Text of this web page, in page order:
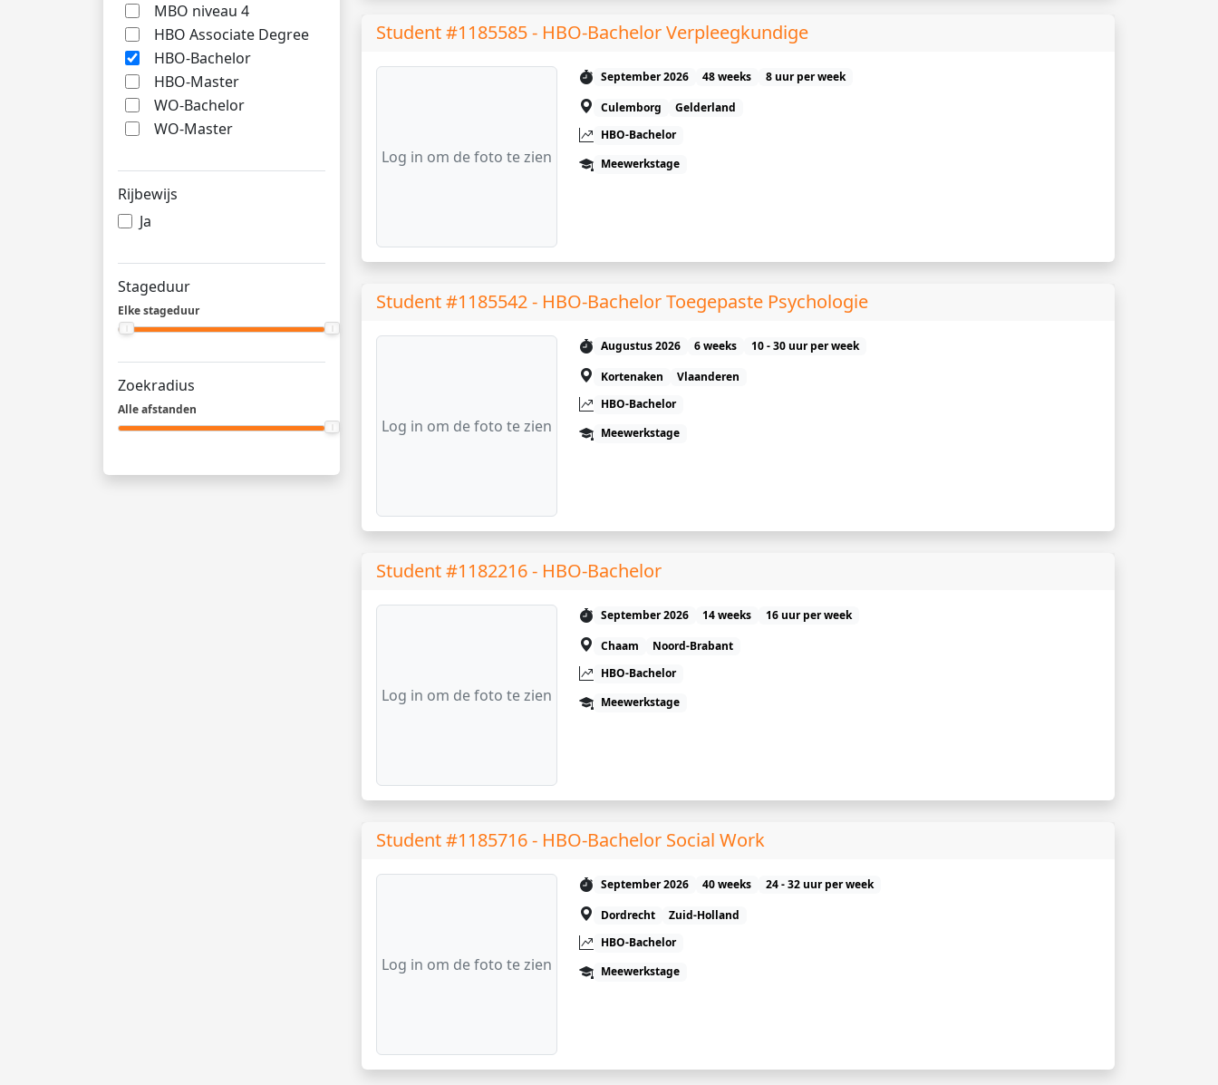
MBO niveau 4
HBO Associate Degree
HBO-Bachelor
HBO-Master
WO-Bachelor
WO-Master
Rijbewijs
Ja
Stageduur
Elke stageduur
Zoekradius
Alle afstanden
Student #1185585 - HBO-Bachelor Verpleegkundige
Log in om de foto te zien
September 2026 48 weeks
8 uur per week
Culemborg
Gelderland
HBO-Bachelor
Meewerkstage
Student #1185542 - HBO-Bachelor Toegepaste Psychologie
Log in om de foto te zien
Augustus 2026 6 weeks
10 - 30 uur per week
Kortenaken
Vlaanderen
HBO-Bachelor
Meewerkstage
Student #1182216 - HBO-Bachelor
Log in om de foto te zien
September 2026 14 weeks
16 uur per week
Chaam
Noord-Brabant
HBO-Bachelor
Meewerkstage
Student #1185716 - HBO-Bachelor Social Work
Log in om de foto te zien
September 2026 40 weeks
24 - 32 uur per week
Dordrecht
Zuid-Holland
HBO-Bachelor
Meewerkstage